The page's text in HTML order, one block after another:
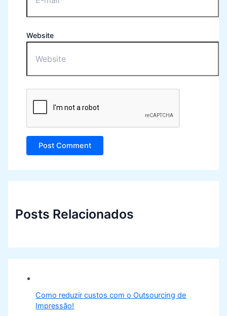
Website
Posts Relacionados
Como reduzir custos com o Outsourcing de
Impressão!